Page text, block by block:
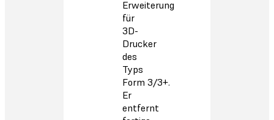
Erweiterung
für
3D-
Drucker
des
Typs
Form 3/3+.
Er
entfernt